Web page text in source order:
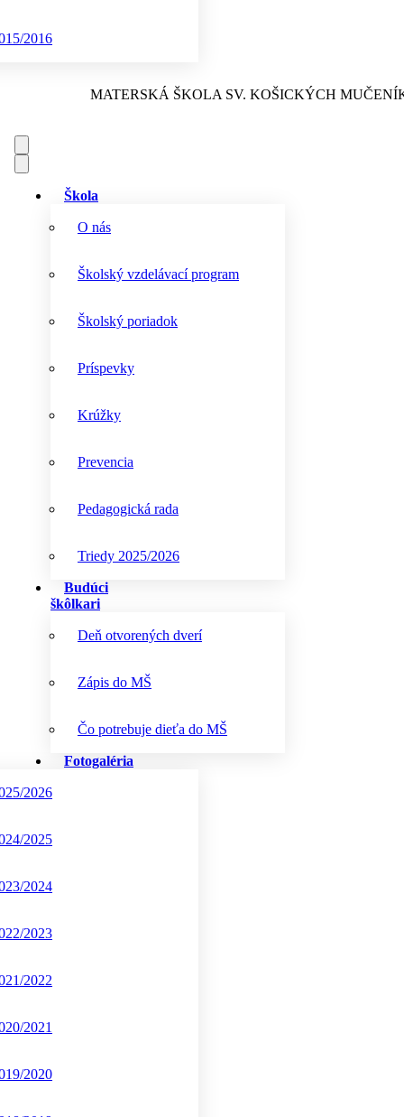
2016
MATERSKÁ ŠKOLA SV. KOŠICKÝCH
Škola
O nás
Školský vzdelávací program
Školský poriadok
Príspevky
Krúžky
Prevencia
Pedagogická rada
Triedy 2025/2026
Budúci
škôlkari
Deň otvorených dverí
Zápis do MŠ
Čo potrebuje dieťa do MŠ
Fotogaléria
2026
2025
2024
2023
2022
2021
2020